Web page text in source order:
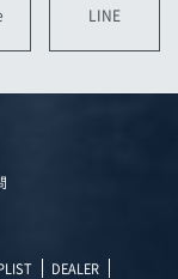
LINE
DEALER